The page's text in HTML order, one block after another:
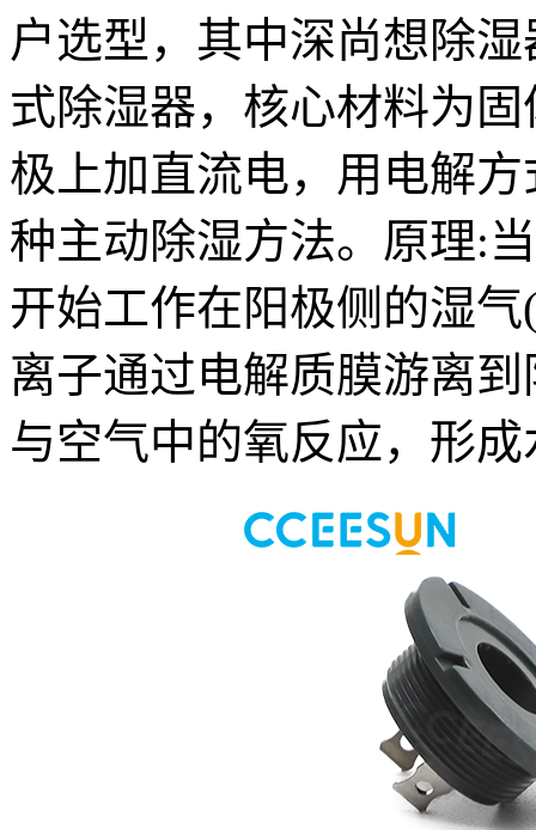
户选型，其中深尚想除
式除湿器，核心材料为
极上加直流电，用电解
种主动除湿方法。原理:
开始工作在阳极侧的湿
离子通过电解质膜游离
与空气中的氧反应，形